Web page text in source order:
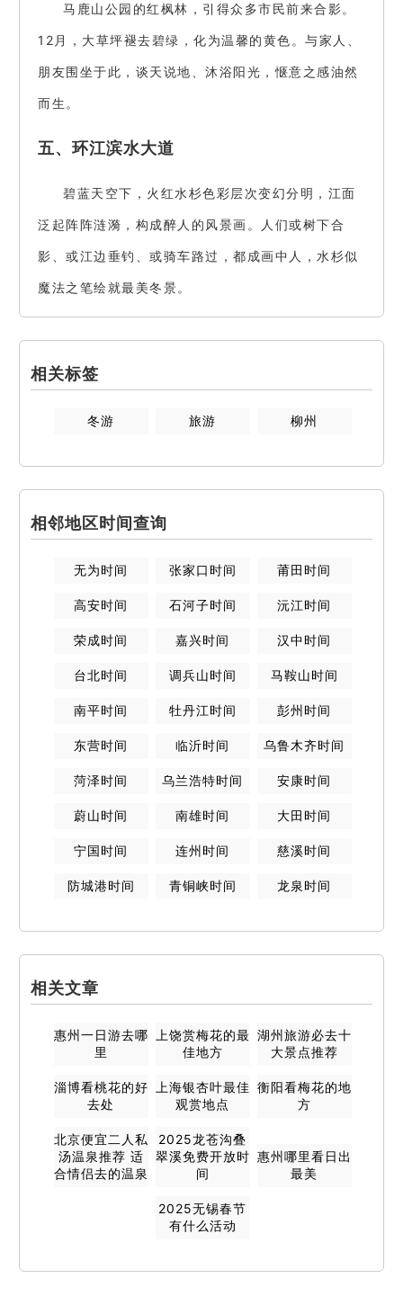
马鹿山公园的红枫林，引得众多市民前来合影。
12月，大草坪褪去碧绿，化为温馨的黄色。与家人、
朋友围坐于此，谈天说地、沐浴阳光，惬意之感油然
而生。
五、环江滨水大道
碧蓝天空下，火红水杉色彩层次变幻分明，江面
泛起阵阵涟漪，构成醉人的风景画。人们或树下合
影、或江边垂钓、或骑车路过，都成画中人，水杉似
魔法之笔绘就最美冬景。
相关标签
冬游 旅游 柳州
相邻地区时间查询
无为时间 张家口 时间 莆田 时间
高安时间 石河子时间 沅江时间
荣成时间 嘉兴时间 汉中时间
台北时间 调兵山时间 马鞍山时间
南平时间 牡丹江时间 彭州 时间
东营时间 临沂时间 乌鲁木齐时间
菏泽时间 乌兰浩特时间 安康时间
蔚山时间 南雄时间 大田 时间
宁国 时间 连州 时间 慈溪时间
防城港时间 青铜峡时间 龙泉时间
相关文章
惠州一日游去哪
里
上饶赏梅花的最
佳地方
湖州旅游必去十
大景点推荐
淄博看桃花的好
去处
上海银杏叶最佳
观赏地点
衡阳看梅花的地
方
北京便宜二人私
汤温泉推荐 适
合情侣去的温泉
2025龙苍沟叠
翠溪免费开放时
间
惠州哪里看日出
最美
2025无锡春节
有什么活动